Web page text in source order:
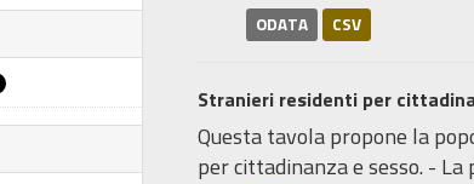
ODATA CSV
Stranieri residenti per
Questa tavola propone la
per cittadinanza e sesso. -